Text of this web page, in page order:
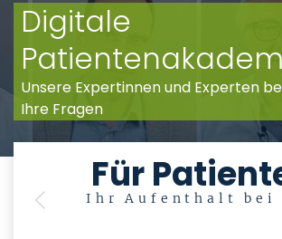
Digitale
Unsere Expertinnen und Experten
Ihre Fragen
Für
Ihr Aufenthalt bei
Previous